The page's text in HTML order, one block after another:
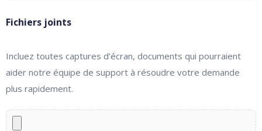
Fichiers joints
Incluez toutes captures d’écran, documents qui pourraient
aider notre équipe de support à résoudre votre demande
plus rapidement.